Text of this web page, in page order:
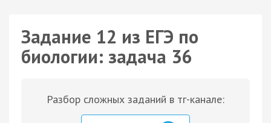
Задание 12 из ЕГЭ по
биологии: задача 36
Разбор сложных заданий в тг-канале: